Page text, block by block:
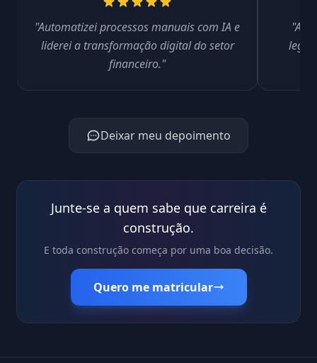
"Automatizei processos manuais com IA e
liderei a transformação digital do setor
financeiro."
Deixar meu depoimento
Junte-se a quem sabe que carreira é
construção.
E toda construção começa por uma boa decisão.
Quero me matricular